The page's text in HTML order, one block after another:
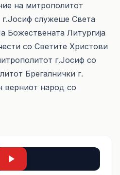
на митрополитот
г.Јосиф служеше Света
Божествената Литургија
со Светите Христови
г.Јосиф со
Брегалнички г.
верниот народ со